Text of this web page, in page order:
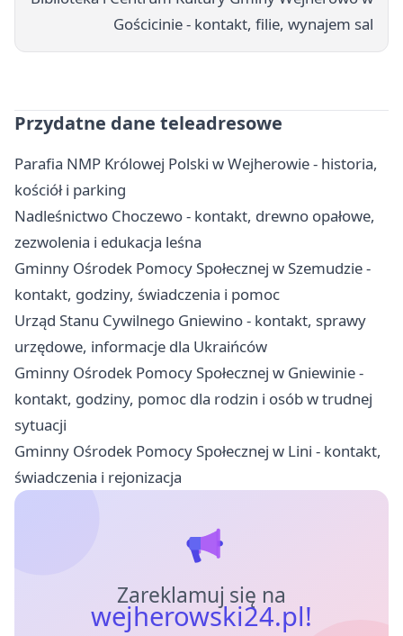
Gościcinie - kontakt, filie, wynajem sal
Przydatne dane teleadresowe
Parafia NMP Królowej Polski w Wejherowie - historia,
kościół i parking
Nadleśnictwo Choczewo - kontakt, drewno opałowe,
zezwolenia i edukacja leśna
Gminny Ośrodek Pomocy Społecznej w Szemudzie -
kontakt, godziny, świadczenia i pomoc
Urząd Stanu Cywilnego Gniewino - kontakt, sprawy
urzędowe, informacje dla Ukraińców
Gminny Ośrodek Pomocy Społecznej w Gniewinie -
kontakt, godziny, pomoc dla rodzin i osób w trudnej
sytuacji
Gminny Ośrodek Pomocy Społecznej w Lini - kontakt,
świadczenia i rejonizacja
Zareklamuj się na
wejherowski24.pl!